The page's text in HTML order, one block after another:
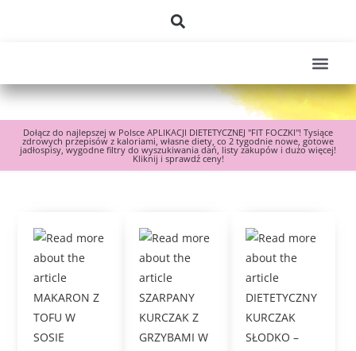
Dołącz do najlepszej w Polsce APLIKACJI DIETETYCZNEJ "FIT FOCZKI"! Tysiące
zdrowych przepisów z kaloriami, własne diety, co 2 tygodnie nowe, gotowe
jadłospisy, wygodne filtry do wyszukiwania dań, listy zakupów i dużo więcej!
Kliknij i sprawdź ceny!